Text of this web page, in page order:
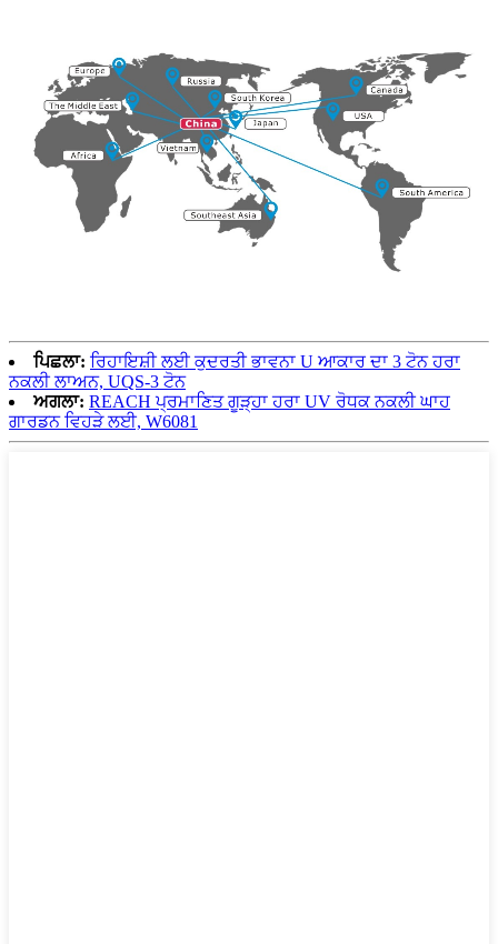
ਪਿਛਲਾ: ਰਿਹਾਇਸ਼ੀ ਲਈ ਕੁਦਰਤੀ ਭਾਵਨਾ U ਆਕਾਰ ਦਾ 3 ਟੋਨ ਹਰਾ
ਨਕਲੀ ਲਾਅਨ, UQS-3 ਟੋਨ
ਅਗਲਾ: REACH ਪ੍ਰਮਾਣਿਤ ਗੂੜ੍ਹਾ ਹਰਾ UV ਰੋਧਕ ਨਕਲੀ ਘਾਹ
ਗਾਰਡਨ ਵਿਹੜੇ ਲਈ, W6081